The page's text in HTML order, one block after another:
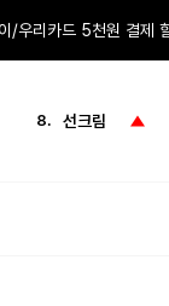
/우리카드 5천원 결제
6. 그린티
8. 선크림